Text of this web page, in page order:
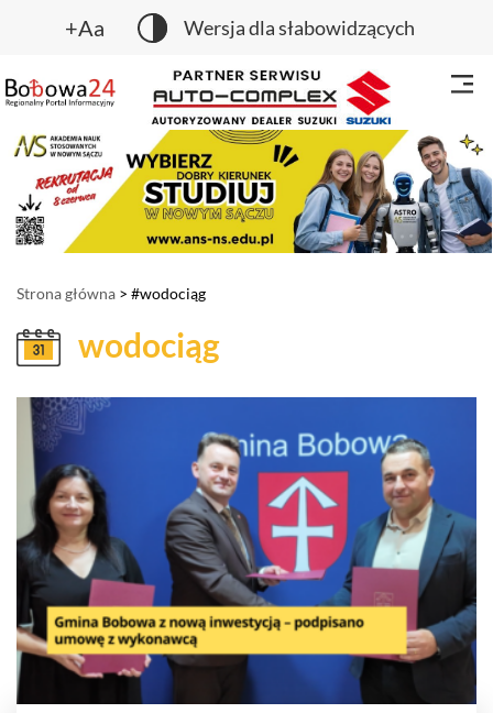
+Aa Wersja dla słabowidzących
Strona główna > #wodociąg
wodociąg